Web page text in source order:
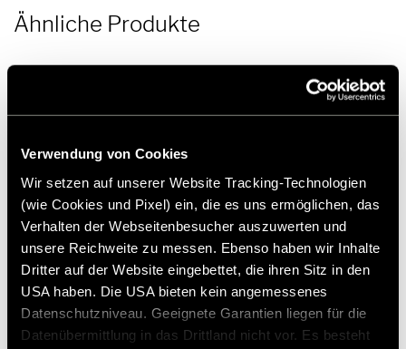
Verwendung von Cookies
Wir setzen auf unserer Website Tracking-Technologien
(wie Cookies und Pixel) ein, die es uns ermöglichen, das
Verhalten der Webseitenbesucher auszuwerten und
unsere Reichweite zu messen. Ebenso haben wir Inhalte
Dritter auf der Website eingebettet, die ihren Sitz in den
USA haben. Die USA bieten kein angemessenes
Datenschutzniveau. Geeignete Garantien liegen für die
Datenübermittlung in das Drittland nicht vor. Es besteht
Ähnliche Produkte